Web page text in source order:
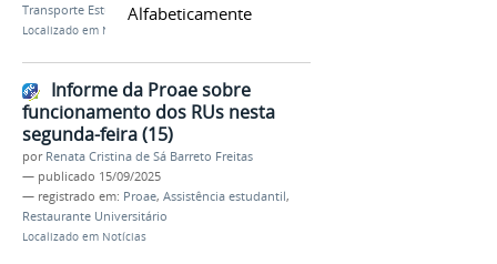
Alfabeticamente
Transporte Estudantil
Localizado em Notícias
Informe da Proae sobre
funcionamento dos RUs nesta
segunda-feira (15)
por Renata Cristina de Sá Barreto Freitas
— publicado 15/09/2025
— registrado em: Proae, Assistência estudantil,
Restaurante Universitário
Localizado em Notícias